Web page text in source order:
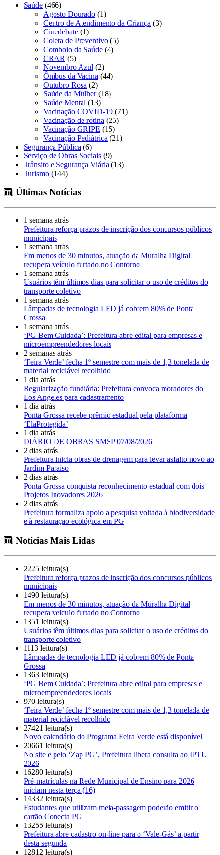
Saúde (466)
Agosto Dourado (1)
Centro de Atendimento da Criança (3)
Cinedebate (1)
Coleta de Preventivo (5)
Comboio da Saúde (4)
CRAR (5)
Novembro Azul (2)
Ônibus da Vacina (44)
Outubro Rosa (2)
Saúde da Mulher(18)
Saúde Mental (13)
Vacinação COVID-19 (71)
Vacinação de rotina (25)
Vacinação GRIPE (15)
Vacinação Pediátrica (21)
Segurança Pública (6)
Serviço de Obras Sociais (9)
Trânsito e Segurança Viária (13)
Turismo (144)
Últimas Notícias
1 semana atrás
Prefeitura reforça prazos de inscrição dos concursos públicos
municipais
1 semana atrás
Em menos de 30 minutos, atuação da Muralha Digital
recupera veículo furtado no Contorno
1 semana atrás
Usuários têm últimos dias para solicitar o uso de créditos do
transporte coletivo
1 semana atrás
Lâmpadas de tecnologia LED já cobrem 80% de Ponta
Grossa
1 semana atrás
‘PG Bem Cuidada’: Prefeitura abre edital para empresas e
microempreendedores locais
2 semanas atrás
‘Feira Verde’ fecha 1º semestre com mais de 1,3 tonelada de
material reciclável recolhido
1 dia atrás
Regularização fundiária: Prefeitura convoca moradores do
Los Angeles para cadastramento
1 dia atrás
Ponta Grossa recebe prêmio estadual pela plataforma
‘ElaProtegida’
1 dia atrás
DIÁRIO DE OBRAS SMSP 07/08/2026
2 dias atrás
Prefeitura inicia obras de drenagem para levar asfalto novo ao
Jardim Paraíso
2 dias atrás
Ponta Grossa conquista reconhecimento estadual com dois
Projetos Inovadores 2026
2 dias atrás
Prefeitura formaliza apoio a pesquisa voltada à biodiversidade
e à restauração ecológica em PG
Notícias Mais Lidas
2225 leitura(s)
Prefeitura reforça prazos de inscrição dos concursos públicos
municipais
1490 leitura(s)
Em menos de 30 minutos, atuação da Muralha Digital
recupera veículo furtado no Contorno
1351 leitura(s)
Usuários têm últimos dias para solicitar o uso de créditos do
transporte coletivo
1113 leitura(s)
Lâmpadas de tecnologia LED já cobrem 80% de Ponta
Grossa
1363 leitura(s)
‘PG Bem Cuidada’: Prefeitura abre edital para empresas e
microempreendedores locais
970 leitura(s)
‘Feira Verde’ fecha 1º semestre com mais de 1,3 tonelada de
material reciclável recolhido
27421 leitura(s)
Novo calendário do Programa Feira Verde está disponível
20661 leitura(s)
No site e pelo ‘Zap PG’, Prefeitura libera consulta ao IPTU
2026
16280 leitura(s)
Pré-matrículas na Rede Municipal de Ensino para 2026
iniciam nesta terça (16)
14332 leitura(s)
Estudantes que utilizam meia-passagem poderão emitir o
cartão Conecta PG
13255 leitura(s)
Prefeitura abre cadastro on-line para o ‘Vale-Gás’ a partir
desta segunda
12812 leitura(s)